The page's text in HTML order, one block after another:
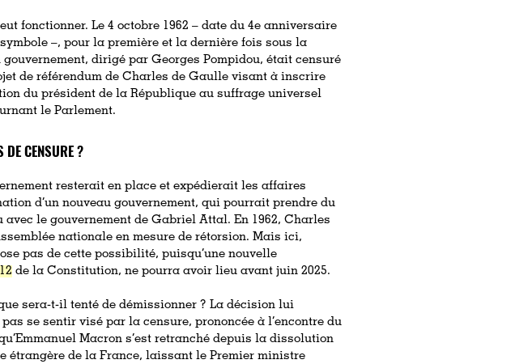
fonctionner. Le 4 octobre 1962 – date du 4e anniversaire
–, pour la première et la dernière fois sous la
dirigé par Georges Pompidou, était censuré
de référendum de Charles de Gaulle visant à inscrire
du président de la République au suffrage universel
le Parlement.
DE CENSURE ?
resterait en place et expédierait les affaires
d’un nouveau gouvernement, qui pourrait prendre du
avec le gouvernement de Gabriel Attal. En 1962, Charles
nationale en mesure de rétorsion. Mais ici,
pas de cette possibilité, puisqu’une nouvelle
de la Constitution, ne pourra avoir lieu avant juin 2025.
sera-t-il tenté de démissionner ? La décision lui
se sentir visé par la censure, prononcée à l’encontre du
Macron s’est retranché depuis la dissolution
étrangère de la France, laissant le Premier ministre